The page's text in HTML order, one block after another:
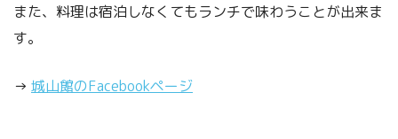
また、料理は宿泊しなくてもランチで味わうことが出来ま
す。
→ 城山館のFacebookページ